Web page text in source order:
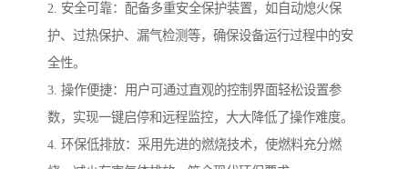
2. 安全可靠：配备多重安全保护装置，如自动熄火保
护、过热保护、漏气检测等，确保设备运行过程中的安
全性。
3. 操作便捷：用户可通过直观的控制界面轻松设置参
数，实现一键启停和远程监控，大大降低了操作难度。
4. 环保低排放：采用先进的燃烧技术，使燃料充分燃